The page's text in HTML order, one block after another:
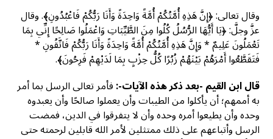
وقال تعالى: ﴿إِنَّ هَذِهِ أُمَّتُكُمْ أُمَّةً وَاحِدَةً وَأَنَا رَبُّكُمْ فَاعْبُدُونِ﴾. وقال
عزَّ وجلَّ: ﴿يَا أَيُّهَا الرُّسُلُ كُلُوا مِنَ الطَّيِّبَاتِ وَاعْمَلُوا صَالِحًا إِنِّي بِمَا
تَعْمَلُونَ عَلِيمٌ * وَإِنَّ هَذِهِ أُمَّتُكُمْ أُمَّةً وَاحِدَةً وَأَنَا رَبُّكُمْ فَاتَّقُونِ *
فَتَقَطَّعُوا أَمْرَهُمْ بَيْنَهُمْ زُبُرًا كُلُّ حِزْبٍ بِمَا لَدَيْهِمْ فَرِحُونَ﴾.
قال ابن القيم -بعد ذكر هذه الآيات-:فأمر تعالى الرسل بما أمر
به أممهم؛ أن يأكلوا من الطيبات وأن يعملوا صالحًا وأن يعبدوه
وحده وأن يطيعوا أمره وحده وأن لا يتفرقوا في الدين، فمضت
الرسل وأتباعهم على ذلك ممتثلين لأمر الله قابلين لرحمته حتى